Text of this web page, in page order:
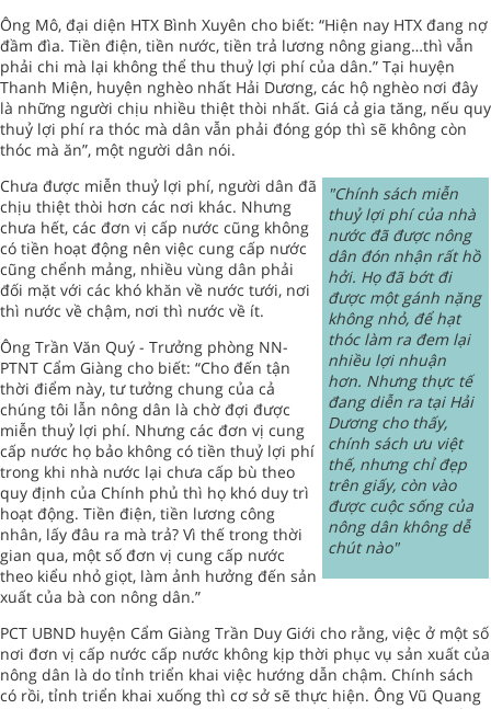
Ông Mô, đại diện HTX Bình Xuyên cho biết: “Hiện nay HTX đang nợ
đầm đìa. Tiền điện, tiền nước, tiền trả lương nông giang…thì vẫn
phải chi mà lại không thể thu thuỷ lợi phí của dân.” Tại huyện
Thanh Miện, huyện nghèo nhất Hải Dương, các hộ nghèo nơi đây
là những người chịu nhiều thiệt thòi nhất. Giá cả gia tăng, nếu quy
thuỷ lợi phí ra thóc mà dân vẫn phải đóng góp thì sẽ không còn
thóc mà ăn”, một người dân nói.
"Chính sách miễn
thuỷ lợi phí của nhà
nước đã được nông
dân đón nhận rất hồ
hởi. Họ đã bớt đi
được một gánh nặng
không nhỏ, để hạt
thóc làm ra đem lại
nhiều lợi nhuận
hơn. Nhưng thực tế
đang diễn ra tại Hải
Dương cho thấy,
chính sách ưu việt
thế, nhưng chỉ đẹp
trên giấy, còn vào
được cuộc sống của
nông dân không dễ
chút nào"
Chưa được miễn thuỷ lợi phí, người dân đã
chịu thiệt thòi hơn các nơi khác. Nhưng
chưa hết, các đơn vị cấp nước cũng không
có tiền hoạt động nên việc cung cấp nước
cũng chểnh mảng, nhiều vùng dân phải
đối mặt với các khó khăn về nước tưới, nơi
thì nước về chậm, nơi thì nước về ít.
Ông Trần Văn Quý - Trưởng phòng NN-
PTNT Cẩm Giàng cho biết: “Cho đến tận
thời điểm này, tư tưởng chung của cả
chúng tôi lẫn nông dân là chờ đợi được
miễn thuỷ lợi phí. Nhưng các đơn vị cung
cấp nước họ bảo không có tiền thuỷ lợi phí
trong khi nhà nước lại chưa cấp bù theo
quy định của Chính phủ thì họ khó duy trì
hoạt động. Tiền điện, tiền lương công
nhân, lấy đâu ra mà trả? Vì thế trong thời
gian qua, một số đơn vị cung cấp nước
theo kiểu nhỏ giọt, làm ảnh hưởng đến sản
xuất của bà con nông dân.”
PCT UBND huyện Cẩm Giàng Trần Duy Giới cho rằng, việc ở một số
nơi đơn vị cấp nước cấp nước không kịp thời phục vụ sản xuất của
nông dân là do tỉnh triển khai việc hướng dẫn chậm. Chính sách
có rồi, tỉnh triển khai xuống thì cơ sở sẽ thực hiện. Ông Vũ Quang